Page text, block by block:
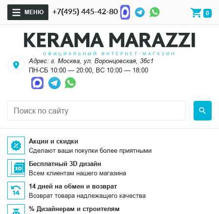
МЕНЮ +7(495) 445-42-80 0
Адрес: г. Москва, ул. Воронцовская, 36с1
ПН-СБ 10:00 — 20:00, ВС 10:00 — 18:00
Акции и скидки
Сделают ваши покупки более приятными
Бесплатный 3D дизайн
Всем клиентам нашего магазина
14 дней на обмен и возврат
Возврат товара надлежащего качества
% Дизайнерам и строителям